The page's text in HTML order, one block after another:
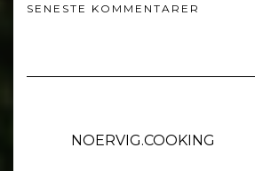
SENESTE KOMMENTARER
NOERVIG.COOKING